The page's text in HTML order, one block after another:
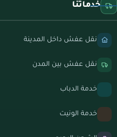
خدماتنا
نقل عفش داخل المدينة
نقل عفش بين المدن
خدمة الدباب
خدمة الونيت